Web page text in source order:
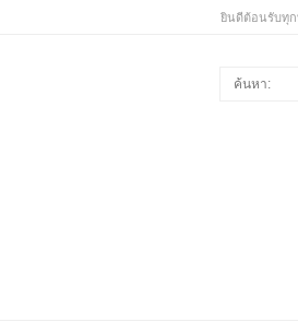
ยินดีต้อนรับทุ